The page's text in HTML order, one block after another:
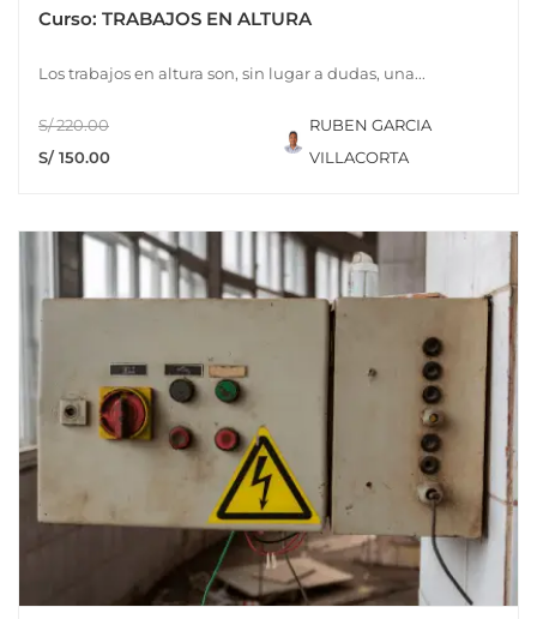
Curso: TRABAJOS EN ALTURA
Los trabajos en altura son, sin lugar a dudas, una...
S/ 220.00
S/ 150.00
RUBEN GARCIA
VILLACORTA